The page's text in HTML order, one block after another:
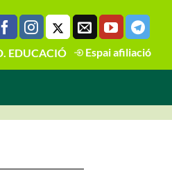
EDUCACIÓ Espai afiliació